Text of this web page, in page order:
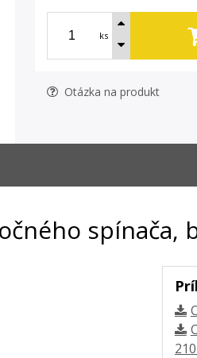
ks
Otázka na produkt
spínača,